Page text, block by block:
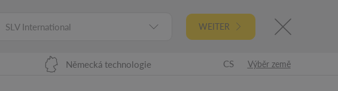
SLV International WEITER
Německá technologie CS Výběr země